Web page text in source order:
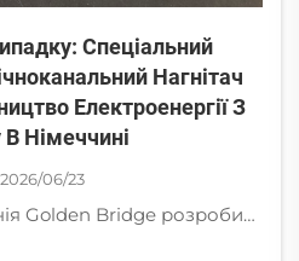
Спеціальний
Нагнітач
Електроенергії З
В Німеччині
2026/06/23
Дізнайтеся, як компанія Golden Bridge розробила індивідуальний вибухозахисний вентилятор з бічним каналом із сертифікацією Ex db IIC T4 Gb для німецької електростанції на біогазі.